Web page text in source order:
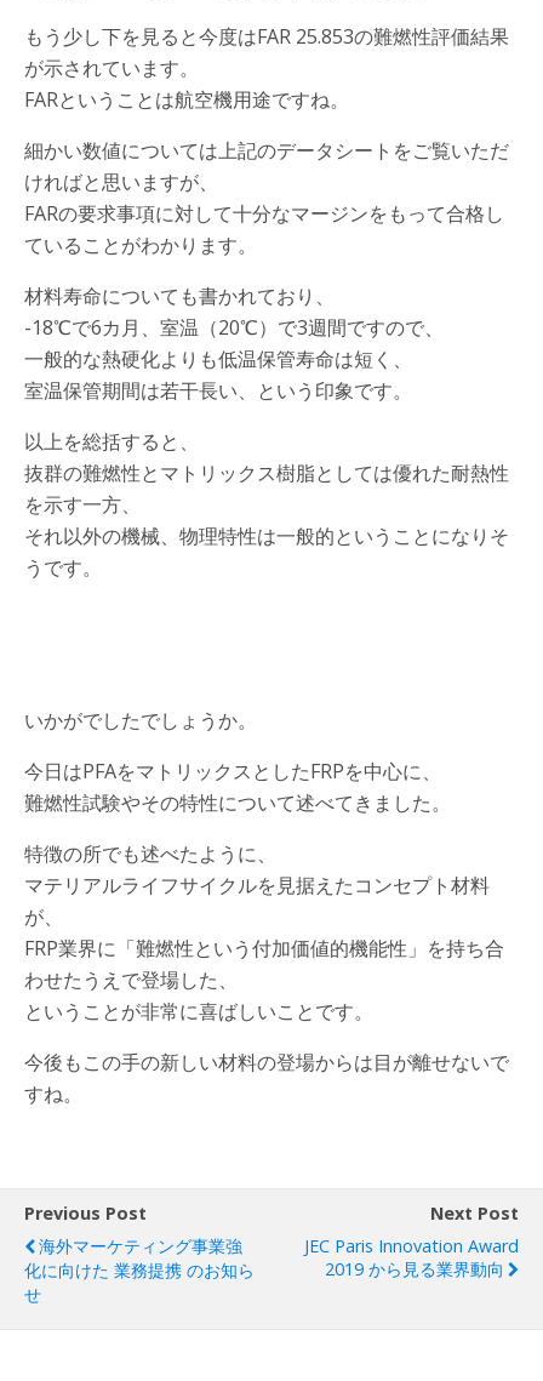
もう少し下を見ると今度はFAR 25.853の難燃性評価結果
が示されています。
FARということは航空機用途ですね。
細かい数値については上記のデータシートをご覧いただ
ければと思いますが、
FARの要求事項に対して十分なマージンをもって合格し
ていることがわかります。
材料寿命についても書かれており、
-18℃で6カ月、室温（20℃）で3週間ですので、
一般的な熱硬化よりも低温保管寿命は短く、
室温保管期間は若干長い、という印象です。
以上を総括すると、
抜群の難燃性とマトリックス樹脂としては優れた耐熱性
を示す一方、
それ以外の機械、物理特性は一般的ということになりそ
うです。
いかがでしたでしょうか。
今日はPFAをマトリックスとしたFRPを中心に、
難燃性試験やその特性について述べてきました。
特徴の所でも述べたように、
マテリアルライフサイクルを見据えたコンセプト材料
が、
FRP業界に「難燃性という付加価値的機能性」を持ち合
わせたうえで登場した、
ということが非常に喜ばしいことです。
今後もこの手の新しい材料の登場からは目が離せないで
すね。
Previous Post
海外マーケティング事業強
化に向けた 業務提携 のお知ら
せ
Next Post
JEC Paris Innovation Award
2019 から見る業界動向